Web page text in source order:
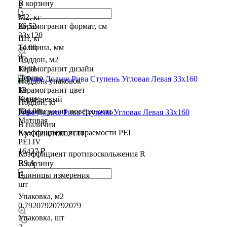
2
М2, кг
26.52
Шт, кг
14.00
Поддон, м2
19.01
Поддон, упаковок
18
Поддон, кг
504.00
Керамогранит формат, см
33х120
Толщина, мм
9
Керамогранит дизайн
Дерево
Керамогранит цвет
Коричневый
Керамогранит поверхность
Матовая
Коэффициент истираемости PEI
PEI IV
Коэффициент противоскольжения R
R9 A
Единицы измерения
шт
Упаковка, м2
0.79207920792079
Упаковка, шт
В корзину
РИВЕ
Риве Дольче Рива Ступень Угловая Левая 33х160
В наличии
Арт.620070002141
16427 ₽
В корзину